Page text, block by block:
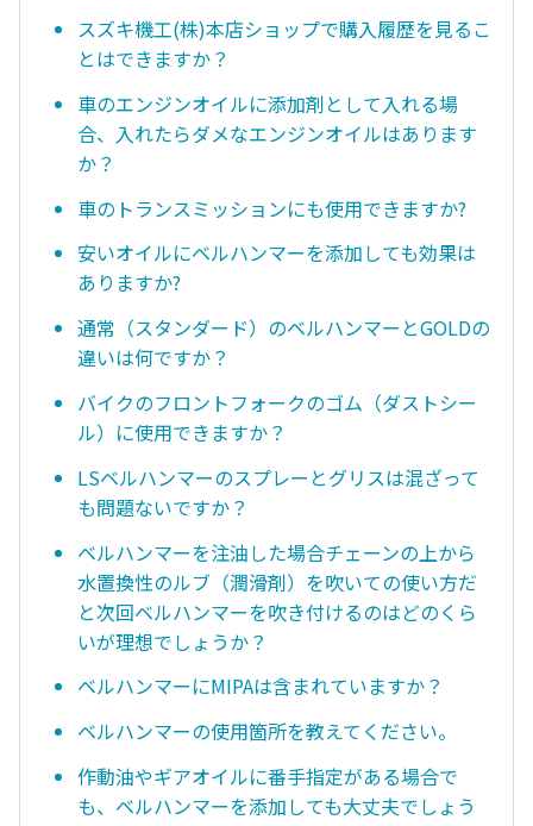
スズキ機工(株)本店ショップで購入履歴を見るこ
とはできますか？
車のエンジンオイルに添加剤として入れる場
合、入れたらダメなエンジンオイルはあります
か？
車のトランスミッションにも使用できますか?
安いオイルにベルハンマーを添加しても効果は
ありますか?
通常（スタンダード）のベルハンマーとGOLDの
違いは何ですか？
バイクのフロントフォークのゴム（ダストシー
ル）に使用できますか？
LSベルハンマーのスプレーとグリスは混ざって
も問題ないですか？
ベルハンマーを注油した場合チェーンの上から
水置換性のルブ（潤滑剤）を吹いての使い方だ
と次回ベルハンマーを吹き付けるのはどのくら
いが理想でしょうか？
ベルハンマーにMIPAは含まれていますか？
ベルハンマーの使用箇所を教えてください。
作動油やギアオイルに番手指定がある場合で
も、ベルハンマーを添加しても大丈夫でしょう